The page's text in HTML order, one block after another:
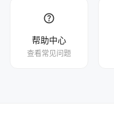
help
帮助中心
查看常见问题